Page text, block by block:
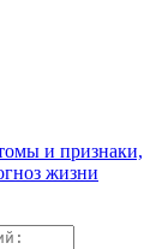
и признаки,
жизни